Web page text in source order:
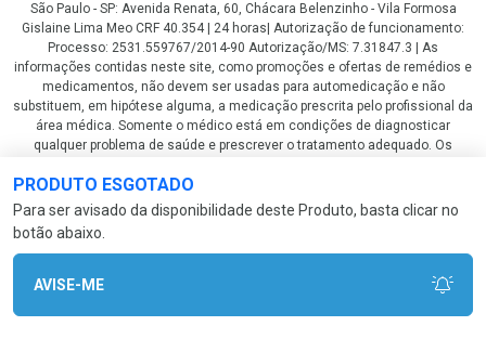
PRODUTO ESGOTADO
Para ser avisado da disponibilidade deste Produto, basta clicar no
botão abaixo.
AVISE-ME
São Paulo - SP: Avenida Renata, 60, Chácara Belenzinho - Vila Formosa
Gislaine Lima Meo CRF 40.354 | 24 horas| Autorização de funcionamento:
Processo: 2531.559767/2014-90 Autorização/MS: 7.31847.3 | As
informações contidas neste site, como promoções e ofertas de remédios e
medicamentos, não devem ser usadas para automedicação e não
substituem, em hipótese alguma, a medicação prescrita pelo profissional da
área médica. Somente o médico está em condições de diagnosticar
qualquer problema de saúde e prescrever o tratamento adequado. Os
fotos contidas em nosso site são meramente ilustrativas. *Preços e
disponibilidade sujeitos a alterações no decorrer do dia. Antibióticos e
antimicrobianos vendas apenas em lojas físicas ou televendas. Portaria nº
344 - 01/02/1999 - Ministério da Saúde. Horário de funcionamento Central
LGPD Aceite os Cookies